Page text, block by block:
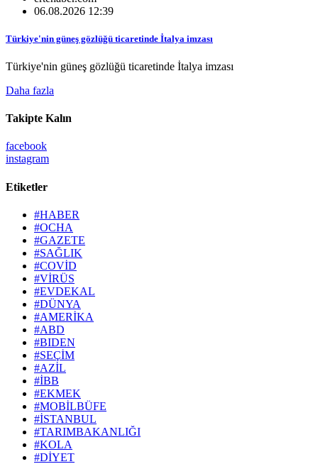
06.08.2026 12:39
Türkiye'nin güneş gözlüğü ticaretinde İtalya imzası
Türkiye'nin güneş gözlüğü ticaretinde İtalya imzası
Daha fazla
Takipte Kalın
facebook
instagram
Etiketler
#HABER
#OCHA
#GAZETE
#SAĞLIK
#COVİD
#VİRÜS
#EVDEKAL
#DÜNYA
#AMERİKA
#ABD
#BIDEN
#SEÇİM
#AZİL
#İBB
#EKMEK
#MOBİLBÜFE
#İSTANBUL
#TARIMBAKANLIĞI
#KOLA
#DİYET